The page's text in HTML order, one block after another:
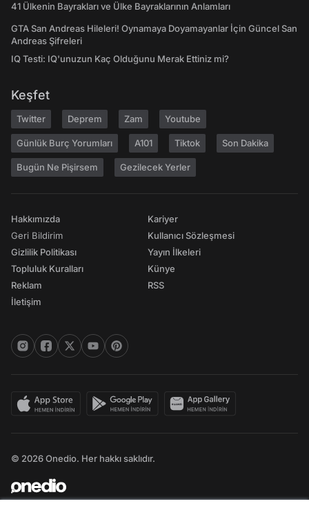
41 Ülkenin Bayrakları ve Ülke Bayraklarının Anlamları
GTA San Andreas Hileleri! Oynamaya Doyamayanlar İçin Güncel San
Andreas Şifreleri
IQ Testi: IQ'unuzun Kaç Olduğunu Merak Ettiniz mi?
Keşfet
Twitter Deprem Zam Youtube
Günlük Burç Yorumları A101 Tiktok Son Dakika
Bugün Ne Pişirsem Gezilecek Yerler
Hakkımızda
Geri Bildirim
Gizlilik Politikası
Topluluk Kuralları
Reklam
İletişim
Kariyer
Kullanıcı Sözleşmesi
Yayın İlkeleri
Künye
RSS
© 2026 Onedio. Her hakkı saklıdır.